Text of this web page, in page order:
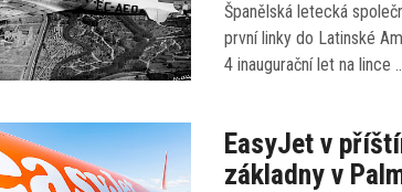
Španělská letecká
první linky do Latinské
4 inaugurační let na lince
EasyJet v
základny v